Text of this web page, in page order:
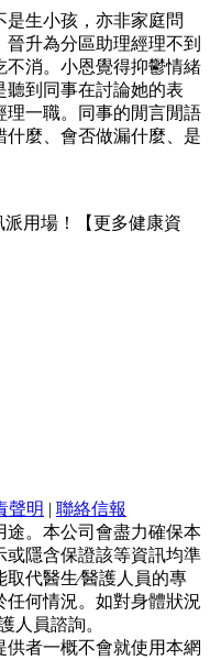
生小孩，亦非家庭問
升為分區助理經理不到
不消。小恩覺得抑鬱情緒
聽到同事在討論她的表
理一職。同事的閒言閒語
麼、會否做漏什麼、是
用場！【更多健康資
聲明 | 聯絡信報
途。本公司會盡力確保本
或隱含保證該等資訊均準
代醫生∕醫護人員的專
何情況。如對身體狀況
人員諮詢。
者一概不會就使用本網